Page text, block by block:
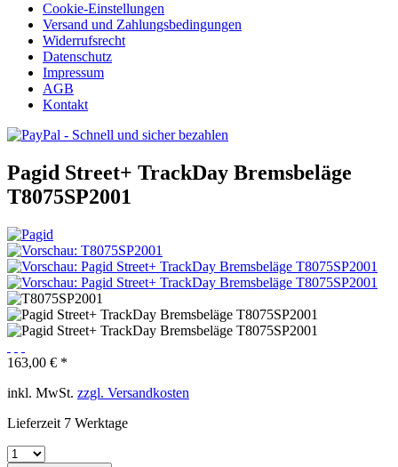
Cookie-Einstellungen
Versand und Zahlungsbedingungen
Widerrufsrecht
Datenschutz
Impressum
AGB
Kontakt
Pagid Street+ TrackDay Bremsbeläge
T8075SP2001
163,00 € *
inkl. MwSt. zzgl. Versandkosten
Lieferzeit 7 Werktage